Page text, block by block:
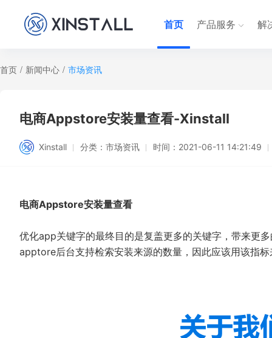
首页 产品服务 解
首页 / 新闻中心 / 市场资讯
电商Appstore安装量查看-Xinstall
Xinstall 分类： 市场资讯 时间： 2021-06-11 14:21:49
电商Appstore安装量查看
优化app关键字的最终目的是复盖更多的关键字，带来更
apptore后台支持检索安装来源的数量，因此应该用该指